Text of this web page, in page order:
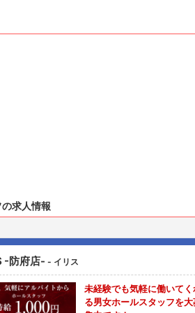
求人情報
-防府店- - イリス
未経験でも気軽に働いてく
る男女ホールスタッフを大